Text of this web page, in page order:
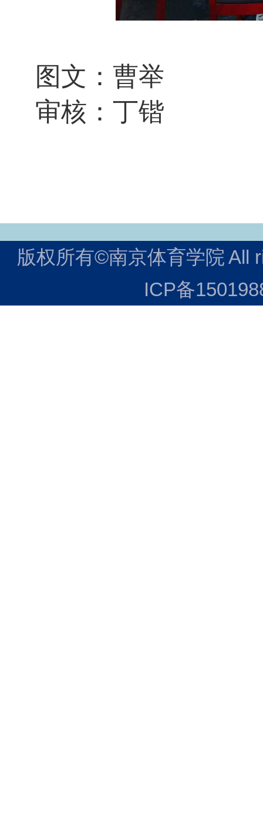
图文：曹举
审核：丁锴
版权所有©南京体育学院All
ICP备